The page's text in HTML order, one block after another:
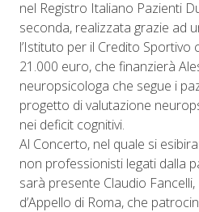
nel Registro Italiano Pazienti
seconda, realizzata grazie ad
l’Istituto per il Credito
21.000 euro, che finanzierà
neuropsicologa che segue i
progetto di valutazione
nei deficit cognitivi.
Al Concerto, nel quale si
non professionisti legati dalla
sarà presente Claudio
d’Appello di Roma, che